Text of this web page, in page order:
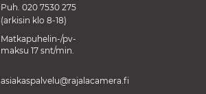
Puh. 020 7530 275
(arkisin klo 8-18)
Matkapuhelin-/pv-
maksu 17 snt/min.
asiakaspalvelu@rajalacamera.fi